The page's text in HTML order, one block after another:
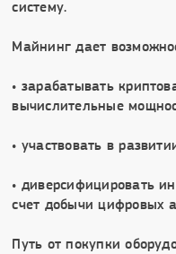
систему.
Майнинг дает
• зарабатывать
вычислительные
• участвовать в
• диверсифицировать
счет добычи цифровых
Путь от покупки